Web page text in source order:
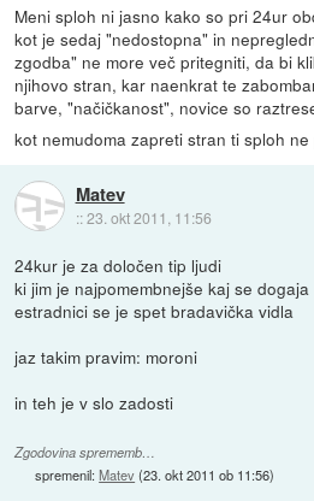
Meni sploh ni jasno kako so pri 24ur
kot je sedaj "nedostopna" in
zgodba" ne more več pritegniti, da bi
njihovo stran, kar naenkrat te
barve, "načičkanost", novice so
kot nemudoma zapreti stran ti sploh
Matev
::23. okt 2011, 11:56
24kur je za določen tip ljudi
ki jim je najpomembnejše kaj se
estradnici se je spet bradavička vidla
jaz takim pravim: moroni
in teh je v slo zadosti
Zgodovina sprememb…
spremenil:Matev(23. okt 2011 ob 11:56)